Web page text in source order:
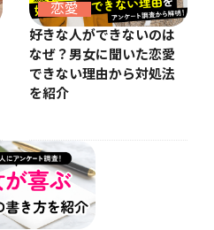
恋愛
好きな人ができないのは
なぜ？男女に聞いた恋愛
できない理由から対処法
を紹介